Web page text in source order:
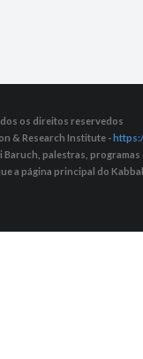
os direitos reservedos
& Research Institute -
Baruch, palestras,
a página principal do